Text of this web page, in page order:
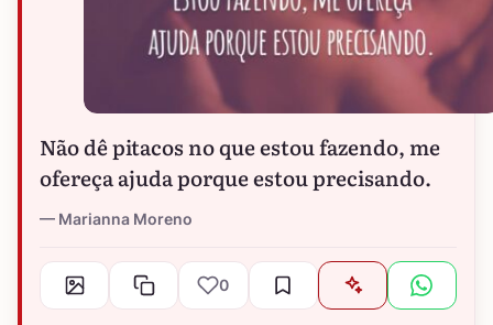
Não dê pitacos no que estou fazendo, me
ofereça ajuda porque estou precisando.
Marianna Moreno
0